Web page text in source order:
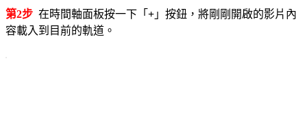
第2步 在時間軸面板按一下「 + 」按鈕，將剛剛開啟的影片內
容載入到目前的軌道。